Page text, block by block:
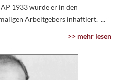
1933 wurde er in den
Arbeitgebers inhaftiert. ...
>> mehr lesen